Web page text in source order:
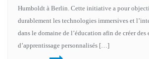
Humboldt à Berlin. Cette initiative a pour
durablement les technologies immersives et
dans le domaine de l’éducation afin de créer des
d’apprentissage personnalisés […]